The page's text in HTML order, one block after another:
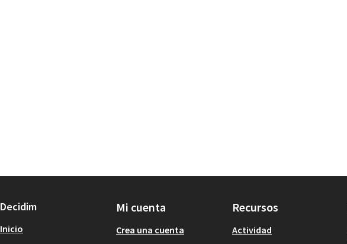
Decidim
Inicio
Mi cuenta
Crea una cuenta
Recursos
Actividad